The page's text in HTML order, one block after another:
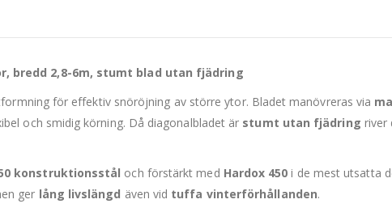
bredd 2,8-6m, stumt blad utan fjädring
för effektiv snöröjning av större ytor. Bladet manövreras via
och smidig körning. Då diagonalbladet är stumt utan fjädring river
konstruktionsstål och förstärkt med Hardox 450 i de mest utsatta
ger lång livslängd även vid tuffa vinterförhållanden.